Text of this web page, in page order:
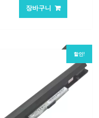
가
격:
장바구니
할인!